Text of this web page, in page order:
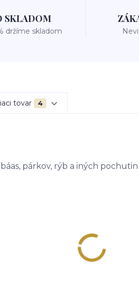
SKLADOM
držíme skladom
tovar 4
párkov, rýb a iných pochutin